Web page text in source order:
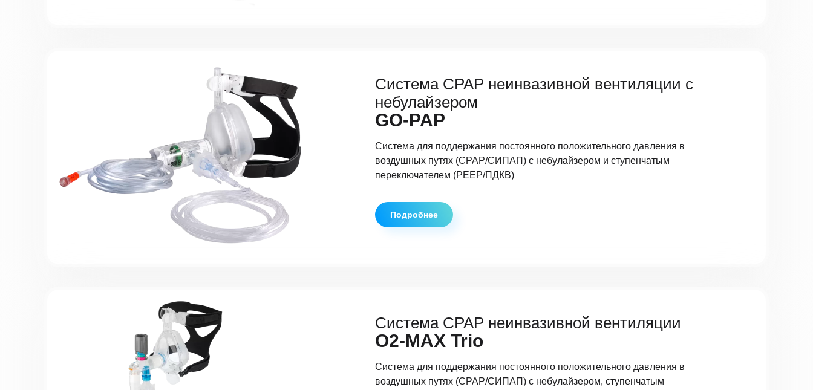
Система CPAP неинвазивной вентиляции с
небулайзером
GO-PAP
Система для поддержания постоянного положительного давления в
воздушных путях (CPAP/СИПАП) с небулайзером и ступенчатым
переключателем (PEEP/ПДКВ)
Подробнее
Система CPAP неинвазивной вентиляции
O2-MAX Trio
Система для поддержания постоянного положительного давления в
воздушных путях (CPAP/СИПАП) с небулайзером, ступенчатым